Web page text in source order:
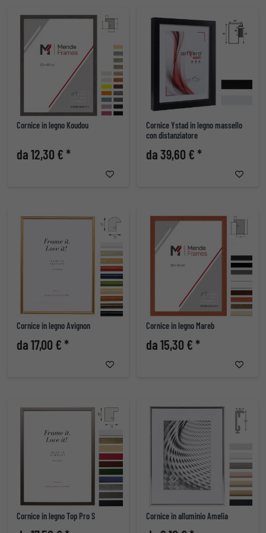
Cornice in legno Koudou
da 12,30 € *
Cornice Ystad in legno massello
con distanziatore
da 39,60 € *
Cornice in legno Avignon
da 17,00 € *
Cornice in legno Mareb
da 15,30 € *
Cornice in legno Top Pro S Cornice in alluminio Amelia